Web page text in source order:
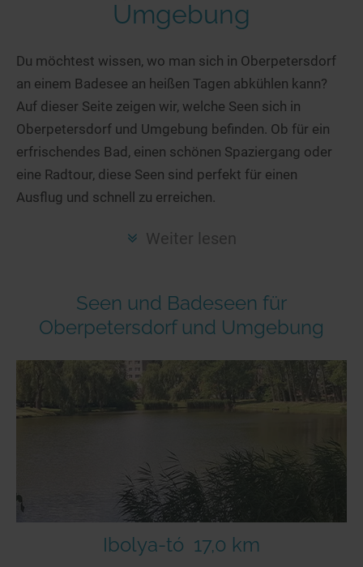
Radtouren am See
Kitesurfen
Kanu- & Kajaktouren
Badeseen in Deutschland
Genuss pur
Wellness am See
Gourmet-Urlaub
Urlaub an der Küste
Unterkünfte
Hotels am See
Hausboote
Camping
Aktiv-Urlaub
Kanu- & Kajak-Urlaub
Auszeit & Wellness
Hausboote
Camping am See
Top-Hotels
Top-Hotel Empfehlungen
Familienhotels
Bike-Hotels
Häuser auf dem Wasser
Hundefreundliche Unterkünfte
Seen in Deiner Nähe
Seen in Deutschland
Seen in Europa
Strandbad-Verzeichnis
Überwachte Badestellen
Hunde am See
Top Seen nach Regionen
Deutschlands Lieblingsseen
Seen in Europa
Österreich
Schweden
Umgebung
Du möchtest wissen, wo man sich in Oberpetersdorf
an einem Badesee an heißen Tagen abkühlen kann?
Auf dieser Seite zeigen wir, welche Seen sich in
Oberpetersdorf und Umgebung befinden. Ob für ein
erfrischendes Bad, einen schönen Spaziergang oder
eine Radtour, diese Seen sind perfekt für einen
Ausflug und schnell zu erreichen.
Weiter lesen
Seen und Badeseen für
Oberpetersdorf und Umgebung
Ibolya-tó 17,0 km